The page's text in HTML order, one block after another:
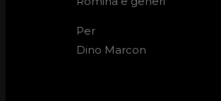
Per
Dino Marcon